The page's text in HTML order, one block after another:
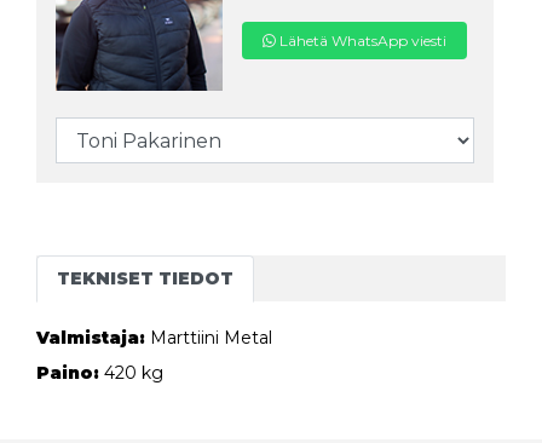
Lähetä WhatsApp viesti
TEKNISET TIEDOT
Valmistaja: Marttiini Metal
Paino: 420 kg